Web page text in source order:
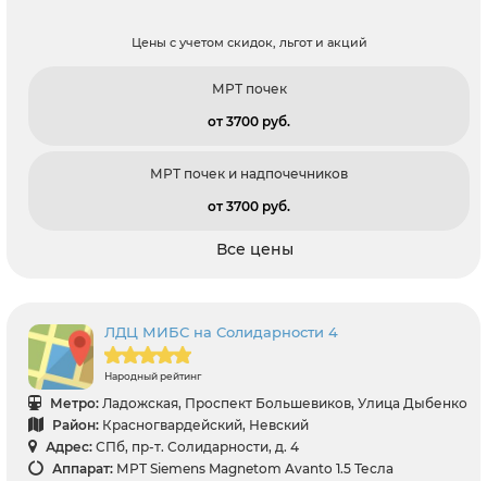
Цены с учетом скидок, льгот и акций
МРТ почек
от 3700 pуб.
МРТ почек и надпочечников
от 3700 pуб.
Все цены
ЛДЦ МИБС на Солидарности 4
Народный рейтинг
Метро: Ладожская, Проспект Большевиков, Улица Дыбенко
Район: Красногвардейский, Невский
Адрес: СПб, пр-т. Солидарности, д. 4
Аппарат: МРТ Siemens Magnetom Avanto 1.5 Тесла